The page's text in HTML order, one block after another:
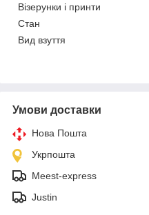
Візерунки і принти
Стан
Вид взуття
Умови доставки
Нова Пошта
Укрпошта
Meest-express
Justin